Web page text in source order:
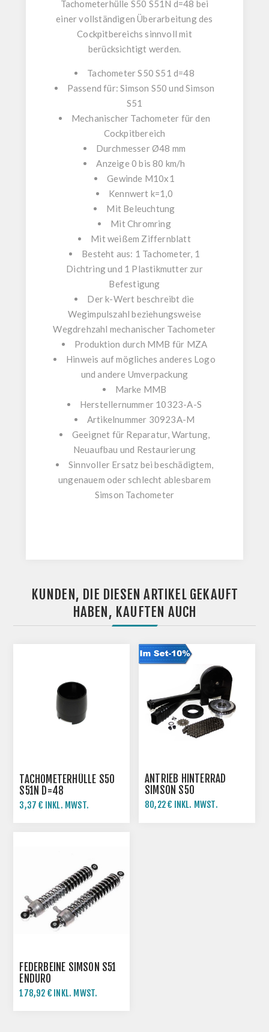
Tachometerhülle S50 S51N d=48 bei
einer vollständigen Überarbeitung des
Cockpitbereichs sinnvoll mit
berücksichtigt werden.
Tachometer S50 S51 d=48
Passend für: Simson S50 undSimson
S51
Mechanischer Tachometer für den
Cockpitbereich
DurchmesserØ48 mm
Anzeige 0 bis 80 km/h
Gewinde M10x1
Kennwert k=1,0
Mit Beleuchtung
MitChromring
Mitweißem Ziffernblatt
Besteht aus: 1 Tachometer, 1
Dichtringund 1 Plastikmutter zur
Befestigung
Der k-Wert beschreibt die
Wegimpulszahl beziehungsweise
Wegdrehzahl mechanischer Tachometer
Produktion durch MMB für MZA
Hinweis auf mögliches anderes Logo
und andere Umverpackung
Marke MMB
Herstellernummer 10323-A-S
Artikelnummer 30923A-M
Geeignet für Reparatur, Wartung,
Neuaufbau und Restaurierung
Sinnvoller Ersatz bei beschädigtem,
ungenauem oder schlecht ablesbarem
Simson Tachometer
KUNDEN, DIE DIESEN ARTIKEL GEKAUFT
HABEN, KAUFTEN AUCH
TACHOMETERHÜLLE S50
S51N D=48
3,37 € INKL. MWST.
ANTRIEB HINTERRAD
SIMSON S50
80,22 € INKL. MWST.
FEDERBEINE SIMSON S51
ENDURO
178,92 € INKL. MWST.